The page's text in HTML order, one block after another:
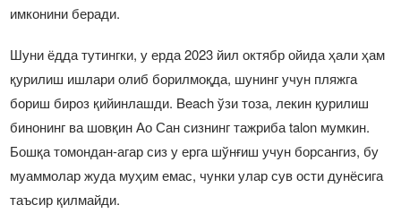
имконини беради.
Шуни ёдда тутингки, у ерда 2023 йил октябр ойида ҳали ҳам
қурилиш ишлари олиб борилмоқда, шунинг учун пляжга
бориш бироз қийинлашди. Beach ўзи тоза, лекин қурилиш
бинонинг ва шовқин Ао Сан сизнинг тажриба talon мумкин.
Бошқа томондан-агар сиз у ерга шўнғиш учун борсангиз, бу
муаммолар жуда муҳим емас, чунки улар сув ости дунёсига
таъсир қилмайди.